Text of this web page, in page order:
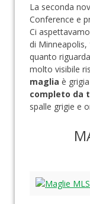
La seconda
Conference e
Ci
di
quanto
molto visibile
maglia è
completo da
spalle grigie e